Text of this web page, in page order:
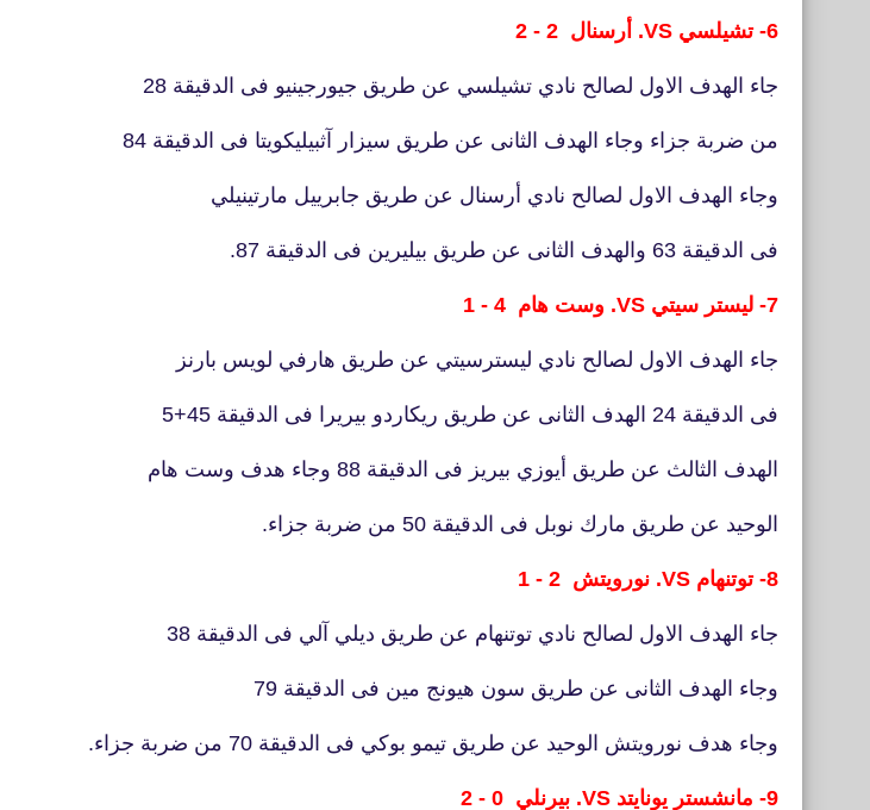
6- تشيلسي VS. أرسنال 2 - 2
جاء الهدف الاول لصالح نادي تشيلسي عن طريق جيورجينيو فى الدقيقة 28
من ضربة جزاء وجاء الهدف الثانى عن طريق سيزار آثبيليكويتا فى الدقيقة 84
وجاء الهدف الاول لصالح نادي أرسنال عن طريق جابرييل مارتينيلي
فى الدقيقة 63 والهدف الثانى عن طريق بيليرين فى الدقيقة 87.
7- ليستر سيتي VS. وست هام 4 - 1
جاء الهدف الاول لصالح نادي ليسترسيتي عن طريق هارفي لويس بارنز
فى الدقيقة 24 الهدف الثانى عن طريق ريكاردو بيريرا فى الدقيقة 45+5
الهدف الثالث عن طريق أيوزي بيريز فى الدقيقة 88 وجاء هدف وست هام
الوحيد عن طريق مارك نوبل فى الدقيقة 50 من ضربة جزاء.
8- توتنهام VS. نورويتش 2 - 1
جاء الهدف الاول لصالح نادي توتنهام عن طريق ديلي آلي فى الدقيقة 38
وجاء الهدف الثانى عن طريق سون هيونج مين فى الدقيقة 79
وجاء هدف نورويتش الوحيد عن طريق تيمو بوكي فى الدقيقة 70 من ضربة جزاء.
9- مانشستر يونايتد VS. بيرنلي 0 - 2